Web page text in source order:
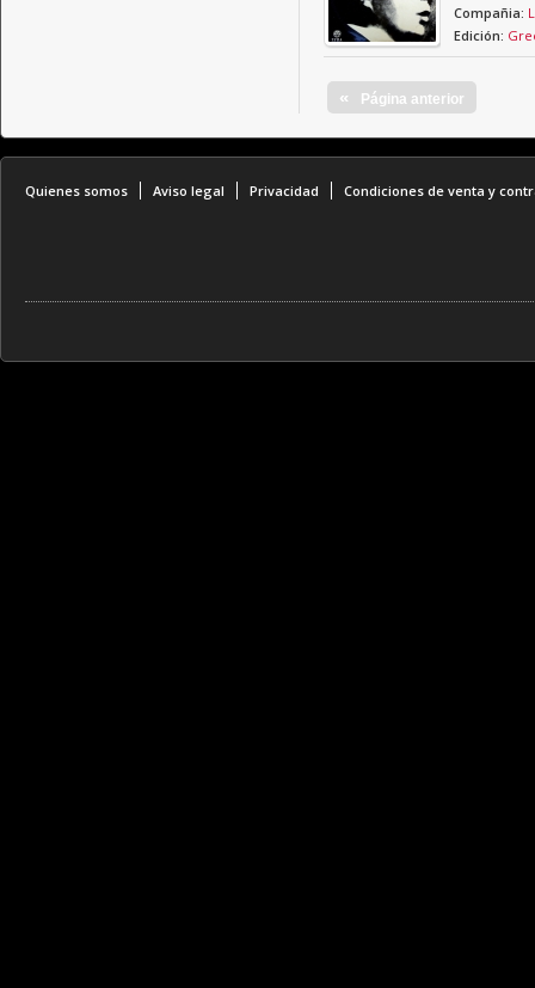
Compañia:
Edición:
« Página anterior
Quienes somos Aviso legal Privacidad Condiciones de venta y